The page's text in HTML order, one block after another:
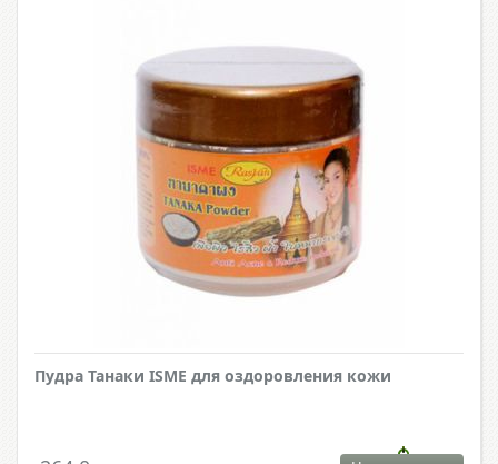
Пудра Танаки ISME для оздоровления кожи